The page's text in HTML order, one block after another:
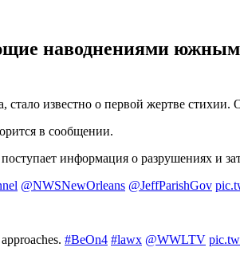
наводнениями
известно о первой жертве стихии.
в сообщении.
информация о разрушениях и
@NWSNewOrleans @JeffParishGov
#BeOn4 #lawx @WWLTV